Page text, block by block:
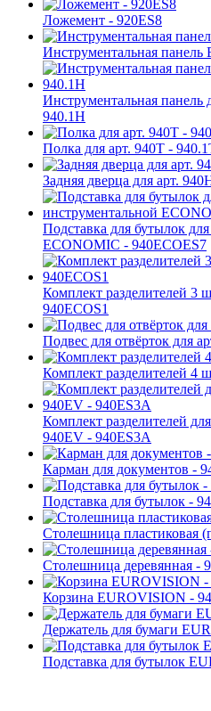
Ложемент - 920ES8
Инструментальная
Инструментальная панель
940.1H
Полка для арт. 940T -
Задняя дверца для арт.
Подставка для бутылок
ECONOMIC - 940ECOES7
Комплект разделителей 3
940ECOS1
Подвес для отвёрток для
Комплект разделителей 4
Комплект разделителей
940EV - 940ES3A
Карман для документов -
Подставка для бутылок -
Столешница пластиковая
Столешница деревянная -
Корзина EUROVISION -
Держатель для бумаги
Подставка для бутылок